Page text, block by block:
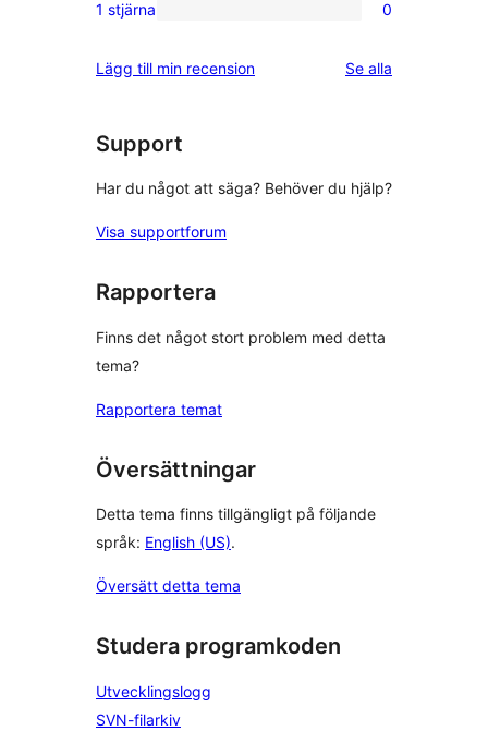
recensioner
0
stjärniga
1 stjärna 0
Lägg till min recension Se alla
Support
Har du något att säga? Behöver du hjälp?
Visa supportforum
Rapportera
Finns det något stort problem med detta
tema?
Rapportera temat
Översättningar
Detta tema finns tillgängligt på följande
språk: English (US).
Översätt detta tema
Studera programkoden
Utvecklingslogg
SVN-filarkiv